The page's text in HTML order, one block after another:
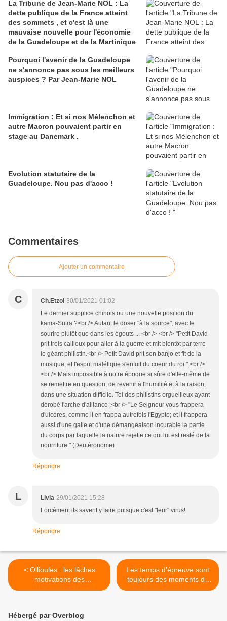
La Tribune de Jean-Marie NOL : La
dette publique de la France atteint
des sommets , et c'est là une
mauvaise nouvelle pour l'économie
de la Guadeloupe et de la Martinique
Pourquoi l'avenir de la Guadeloupe
ne s'annonce pas sous les meilleurs
auspices ? Par Jean-Marie NOL
Immigration : Et si nos Mélenchon et
autre Macron pouvaient partir en
stage au Danemark .
Evolution statutaire de la
Guadeloupe. Nou pas d'acco !
Commentaires
Ajouter un commentaire
C Ch.Etzol 30/01/2021 01:02
Le dernier supplice chinois ou une nouvelle position du
kama-Sutra ?<br /> Autant le doser "à la source", avec le
sourire plutôt que dans les égouts ... <br /> <br /> "Petit David
prit trois cailloux pour aller à la guerre et mit bientôt par terre
le géant philistin.<br /> Petit David prit son banjo et fit de la
musique, et l'esprit maléfique s'enfuit du coeur du roi ".<br />
<br /> Mais impossible à notre époque si sûre d'elle-même de
se remettre en question, de revenir à l'humilité et à la raison,
dans une situation difficile. Tel des philistins orgueilleux ayant
dérobé l'arche d'alliance :<br /> "Le Seigneur vous frappera
d'ulcères, comme il en frappa autrefois l'Egypte; et il frappera
aussi d'une galle et d'une démangeaison incurable la partie
du corps par laquelle la nature rejette ce qui lui est resté de la
nourriture " (Deutéronome)
Répondre
L Livia 29/01/2021 15:28
Forcément ils savent y faire puisque c'est "leur" virus!
Répondre
< Ollioules : les lâches
motivations des
enseignants pour refuser
Les temps d’épreuve sont
toujours des moments de
clarification, selon Jean-
Hébergé par Overblog